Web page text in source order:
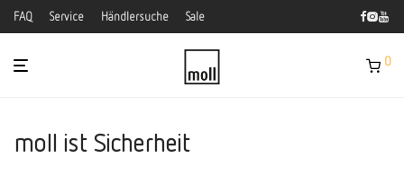
FAQ Service Händlersuche Sale
0
moll ist Sicherheit